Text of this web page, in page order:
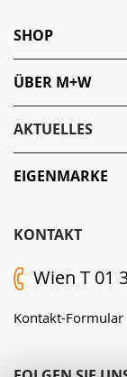
KONTAKT
Wien T 01
Kontakt-Formular
SHOP
ÜBER M+W
AKTUELLES
EIGENMARKE